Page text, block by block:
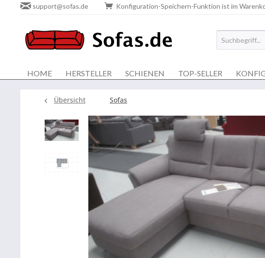
support@sofas.de Konfiguration-Speichern-Funktion ist im
HOME HERSTELLER SCHIENEN TOP-SELLER
Übersicht Sofas